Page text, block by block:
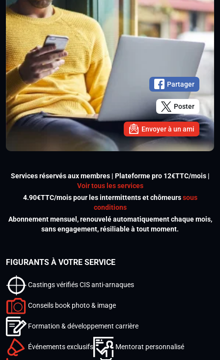
Partager
Poster
Envoyer à un ami
Services réservés aux membres | Plateforme pro 12€TTC/mois |
Voir tous les services
4.90€TTC/mois pour les intermittents et chômeurssous
conditions
Abonnement mensuel, renouvelé automatiquement chaque mois,
sans engagement, résiliable à tout moment.
FIGURANTS À VOTRE SERVICE
Castings vérifiés CIS anti-arnaques
Conseils book photo & image
Formation & développement carrière
Événements exclusifs Mentorat personnalisé